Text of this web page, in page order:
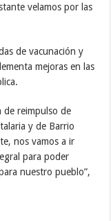
velamos por las
de vacunación y
mejoras en las
de reimpulso de
y de Barrio
nos vamos a ir
para poder
nuestro pueblo”,